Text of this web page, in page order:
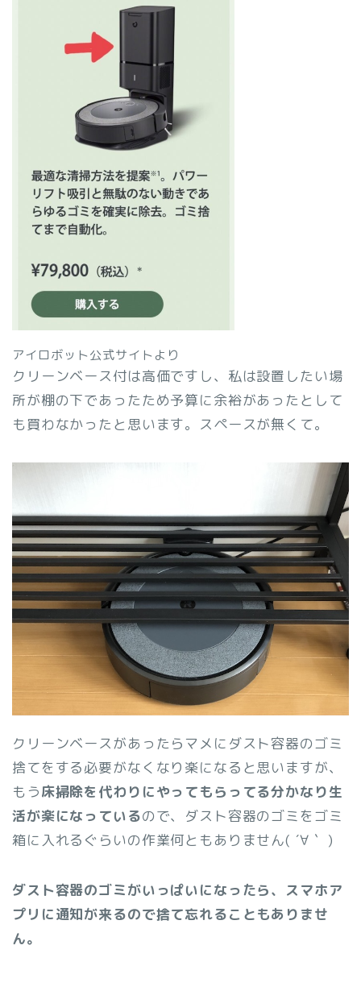
アイロボット公式サイトより
クリーンベース付は高価ですし、私は設置したい場
所が棚の下であったため予算に余裕があったとして
も買わなかったと思います。スペースが無くて。
クリーンベースがあったらマメにダスト容器のゴミ
捨てをする必要がなくなり楽になると思いますが、
もう床掃除を代わりにやってもらってる分かなり生
活が楽になっているので、ダスト容器のゴミをゴミ
箱に入れるぐらいの作業何ともありません( ´∀｀ )
ダスト容器のゴミがいっぱいになったら、スマホア
プリに通知が来るので捨て忘れることもありませ
ん。